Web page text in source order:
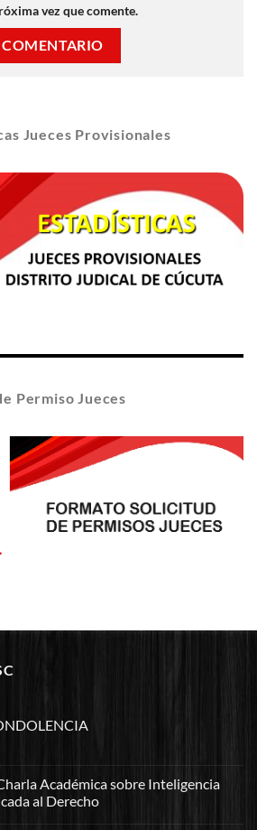
vez que comente.
Jueces Provisionales
Permiso Jueces
Académica sobre Inteligencia
al Derecho